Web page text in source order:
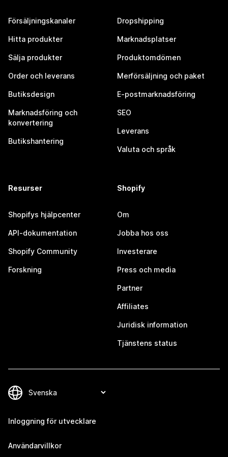
Försäljningskanaler
Hitta produkter
Sälja produkter
Order och leverans
Butiksdesign
Marknadsföring och
konvertering
Butikshantering
Dropshipping
Marknadsplatser
Produktomdömen
Merförsäljning och paket
E-postmarknadsföring
SEO
Leverans
Valuta och språk
Resurser
Shopifys hjälpcenter
API-dokumentation
Shopify Community
Forskning
Shopify
Om
Jobba hos oss
Investerare
Press och media
Partner
Affiliates
Juridisk information
Tjänstens status
Inloggning för utvecklare
Användarvillkor